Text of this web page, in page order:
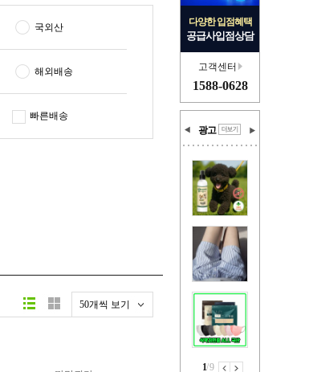
다양한 입점혜택
공급사입점상담
고객센터
1588-0628
광고
1/9
국외산
해외배송
빠른배송
50개씩 보기